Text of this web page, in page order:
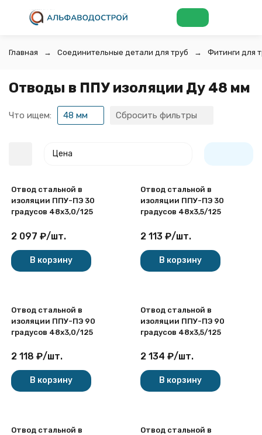
Главная Соединительные детали для труб Фитинги для
Отводы в ППУ изоляции Ду 48 мм
Что ищем: 48 мм Сбросить фильтры
Цена
Отвод стальной в
изоляции ППУ-ПЭ 30
градусов 48х3,0/125
2 097 ₽/шт.
В корзину
Отвод стальной в
изоляции ППУ-ПЭ 30
градусов 48х3,5/125
2 113 ₽/шт.
В корзину
Отвод стальной в
изоляции ППУ-ПЭ 90
градусов 48х3,0/125
2 118 ₽/шт.
В корзину
Отвод стальной в
изоляции ППУ-ПЭ 90
градусов 48х3,5/125
2 134 ₽/шт.
В корзину
Отвод стальной в
Отвод стальной в